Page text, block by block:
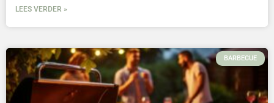
LEES VERDER »
BARBECUE